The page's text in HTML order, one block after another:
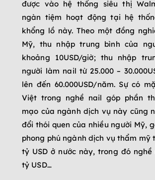
được vào hệ thống siêu thị
ngàn tiệm hoạt động tại hệ
khổng lồ này. Theo một đồng
Mỹ, thu nhập trung bình của
khoảng 10USD/giờ; thu nhập
người làm nail từ 25.000 –
lên đến 60.000USD/năm. Sự có
Việt trong nghề nail góp phần
mạo của ngành dịch vụ này cũng
đổi thói quen của nhiều người Mỹ,
phong phú ngành dịch vụ thẩm mỹ
tỷ USD ở nước này, trong đó nghề
tỷ USD…